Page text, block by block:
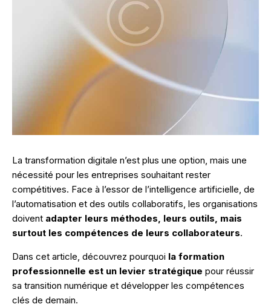
La transformation digitale n’est plus une option, mais une
nécessité pour les entreprises souhaitant rester
compétitives. Face à l’essor de l’intelligence artificielle, de
l’automatisation et des outils collaboratifs, les organisations
doivent adapter leurs méthodes, leurs outils, mais
surtout les compétences de leurs collaborateurs.
Dans cet article, découvrez pourquoi la formation
professionnelle est un levier stratégique pour réussir
sa transition numérique et développer les compétences
clés de demain.